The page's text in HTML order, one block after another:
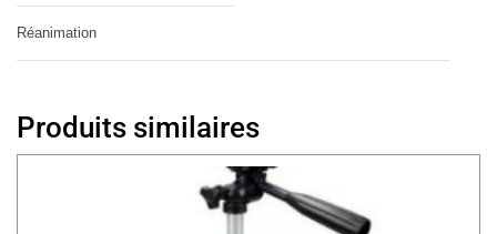
Réanimation
Produits similaires